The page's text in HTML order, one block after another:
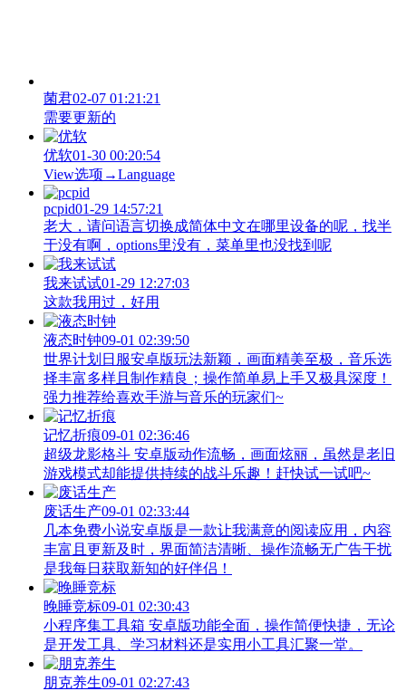
菌君02-07 01:21:21
需要更新的
优软01-30 00:20:54
View‌选项→Language
pcpid01-29 14:57:21
老大，请问语言切换成简体中文在哪里设备的呢，找半
于没有啊，options里没有，菜单里也没找到呢
我来试试01-29 12:27:03
这款我用过，好用
液态时钟09-01 02:39:50
世界计划日服安卓版玩法新颖，画面精美至极，音乐选
择丰富多样且制作精良；操作简单易上手又极具深度！
强力推荐给喜欢手游与音乐的玩家们~
记忆折痕09-01 02:36:46
超级龙影格斗 安卓版动作流畅，画面炫丽，虽然是老旧
游戏模式却能提供持续的战斗乐趣！赶快试一试吧~
废话生产09-01 02:33:44
几本免费小说安卓版是一款让我满意的阅读应用，内容
丰富且更新及时，界面简洁清晰、操作流畅无广告干扰
是我每日获取新知的好伴侣！
晚睡竞标09-01 02:30:43
小程序集工具箱 安卓版功能全面，操作简便快捷，无论
是开发工具、学习材料还是实用小工具汇聚一堂。
朋克养生09-01 02:27:43